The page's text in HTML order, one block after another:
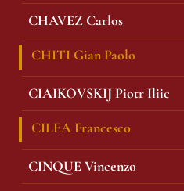
CHAVEZ Carlos
CHITI Gian Paolo
CIAIKOVSKIJ Piotr Iliic
CILEA Francesco
CINQUE Vincenzo